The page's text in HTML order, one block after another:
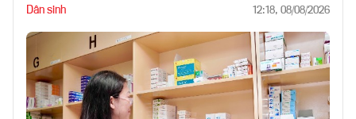
Dân sinh 12:18, 08/08/2026